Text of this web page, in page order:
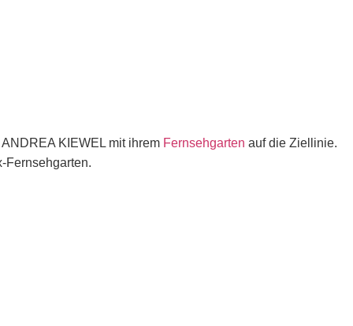
KIEWEL mit ihrem Fernsehgarten auf die Ziellinie.
Fernsehgarten.